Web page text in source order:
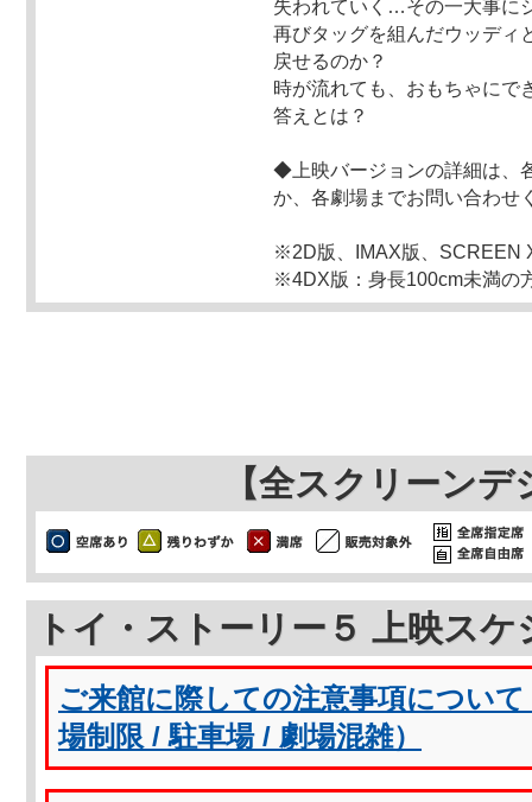
失われていく…その一大事に
再びタッグを組んだウッディ
戻せるのか？
時が流れても、おもちゃに
答えとは？
◆上映バージョンの詳細は、
か、各劇場までお問い合わせ
※2D版、IMAX版、SCREEN
※4DX版：身長100cm未満の
【全スクリーン
トイ・ストーリー５ 上映スケ
ご来館に際しての注意事項につい
場制限 / 駐車場 / 劇場混雑）